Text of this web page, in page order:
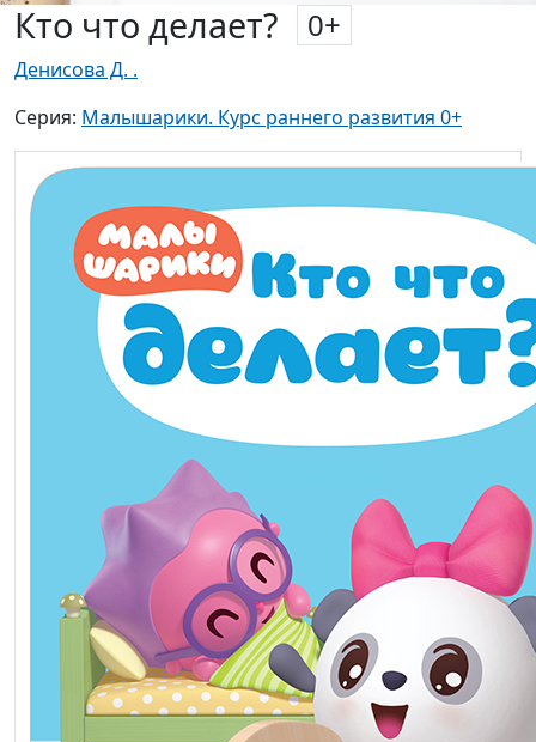
Кто что делает? 0+
Денисова Д. .
Серия: Малышарики. Курс раннего развития 0+